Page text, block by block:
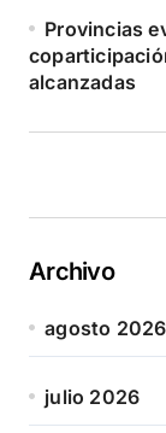
Provincias
alcanzadas
Archivo
agosto 2026
julio 2026